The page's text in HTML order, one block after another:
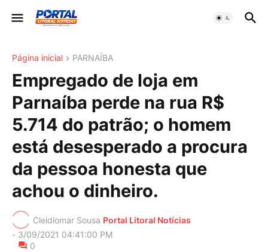
Página inicial PARNAÍBA
Empregado de loja em
Parnaíba perde na rua R$
5.714 do patrão; o homem
está desesperado a procura
da pessoa honesta que
achou o dinheiro.
Cleidiomar Sousa Portal Litoral Notícias
- 3/09/2021 04:41:00 PM
0